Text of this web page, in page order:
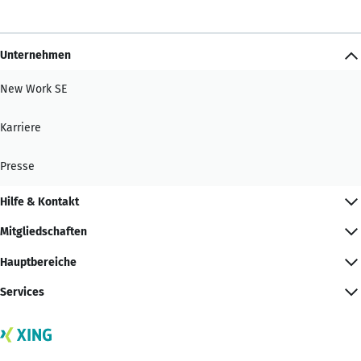
Unternehmen
New Work SE
Karriere
Presse
Hilfe & Kontakt
Mitgliedschaften
Hauptbereiche
Services